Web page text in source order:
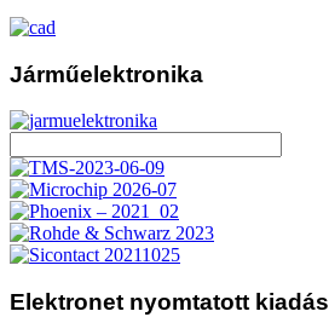
Járműelektronika
Elektronet nyomtatott kiadás